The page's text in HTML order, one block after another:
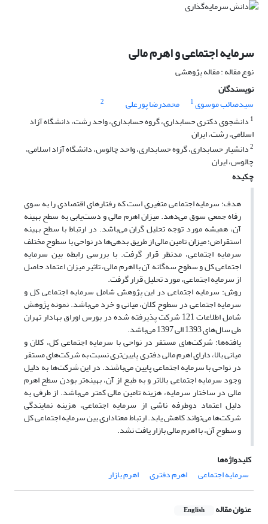
سرمایه اجتماعی و اهرم مالی
نوع مقاله : مقاله پژوهشی
نویسندگان
سیدصائب موسوی1 محمدرضا پورعلی
2
1 دانشجوی دکتری حسابداری، گروه حسابداری، واحد رشت، دانشگاه آزاد
اسلامی، رشت، ایران
2دانشیار حسابداری، گروه حسابداری، واحد چالوس، دانشگاه آزاد اسلامی،
چالوس، ایران
چکیده
هدف: سرمایه اجتماعی متغیری است که رفتارهای اقتصادی را به سوی
رفاه جمعی سوق می‌دهد. میزان اهرم مالی و دست‌یابی به سطح بهینه
آن، همیشه مورد توجه تحلیل گران می‌باشد. در ارتباط با سطح بهینه
استقراض؛ میزان تامین مالی از طریق بدهی‌ها در نواحی با سطوح مختلف
سرمایه اجتماعی، مدنظر قرار گرفت. با بررسی رابطه بین سرمایه
اجتماعی کل و سطوح سه‌گانه آن با اهرم مالی، تاثیر میزان اعتماد حاصل
از سرمایه اجتماعی، مورد تحلیل قرار گرفت.
روش: سرمایه اجتماعی در این پژوهش شامل سرمایه اجتماعی کل و
سرمایه اجتماعی در سطوح کلان، میانی و خرد می‌باشد. نمونه پژوهش
شامل اطلاعات 121 شرکت پذیرفته شده در بورس اوراق بهادار تهران
طی سال‌های 1393 الی 1397 می‌باشد.
یافته‌ها: شرکت‌های مستقر در نواحی با سرمایه اجتماعی کل، کلان و
میانی بالا، دارای اهرم مالی دفتری پایین‌تری نسبت به شرکت‌های مستقر
در نواحی با سرمایه اجتماعی پایین می‌باشند. در این شرکت‌ها به دلیل
وجود سرمایه اجتماعی بالاتر و به طبع از آن، بهینه‌تر بودن سطح اهرم
مالی در ساختار سرمایه، هزینه تامین مالی کمتر می‌باشد. از طرفی به
دلیل اعتماد دوطرفه ناشی از سرمایه اجتماعی، هزینه نمایندگی
شرکت‌ها می‌تواند کاهش یابد. ارتباط معناداری بین سرمایه اجتماعی کل
و سطوح آن، با اهرم مالی بازار یافت نشد.
کلیدواژه‌ها
سرمایه اجتماعی
اهرم دفتری اهرم بازار
عنوان مقاله English